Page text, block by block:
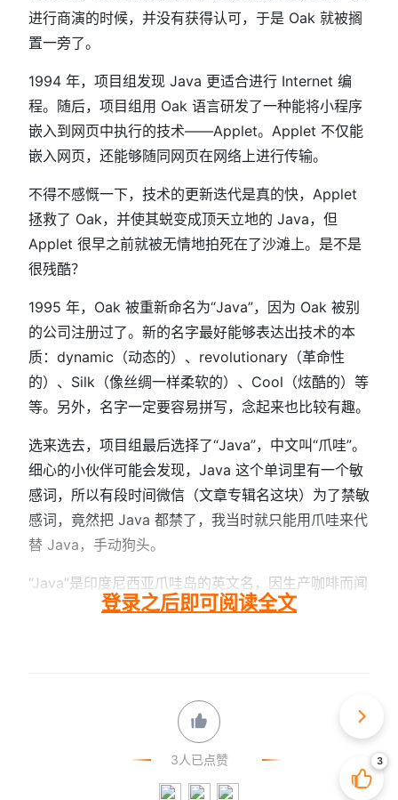
进行商演的时候，并没有获得认可，于是 Oak 就被搁
置一旁了。
1994 年，项目组发现 Java 更适合进行 Internet 编
程。随后，项目组用 Oak 语言研发了一种能将小程序
嵌入到网页中执行的技术——Applet。Applet 不仅能
嵌入网页，还能够随同网页在网络上进行传输。
不得不感慨一下，技术的更新迭代是真的快，Applet
拯救了 Oak，并使其蜕变成顶天立地的 Java，但
Applet 很早之前就被无情地拍死在了沙滩上。是不是
很残酷？
1995 年，Oak 被重新命名为“Java”，因为 Oak 被别
的公司注册过了。新的名字最好能够表达出技术的本
质：dynamic（动态的）、revolutionary（革命性
的）、Silk（像丝绸一样柔软的）、Cool（炫酷的）等
等。另外，名字一定要容易拼写，念起来也比较有趣。
选来选去，项目组最后选择了“Java”，中文叫“爪哇”。
细心的小伙伴可能会发现，Java 这个单词里有一个敏
感词，所以有段时间微信（文章专辑名这块）为了禁敏
感词，竟然把 Java 都禁了，我当时就只能用爪哇来代
替 Java，手动狗头。
“Java”是印度尼西亚爪哇岛的英文名，因生产咖啡而闻
名，所以，小伙伴也看到了，...
登录之后即可阅读全文
3人已点赞